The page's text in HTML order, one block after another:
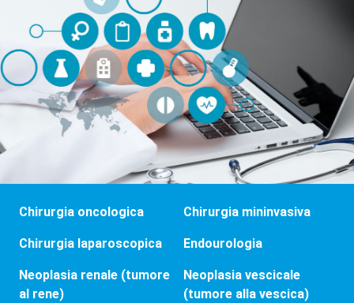
Chirurgia oncologica Chirurgia mininvasiva
Chirurgia laparoscopica Endourologia
Neoplasia renale (tumore
al rene)
Neoplasia vescicale
(tumore alla vescica)